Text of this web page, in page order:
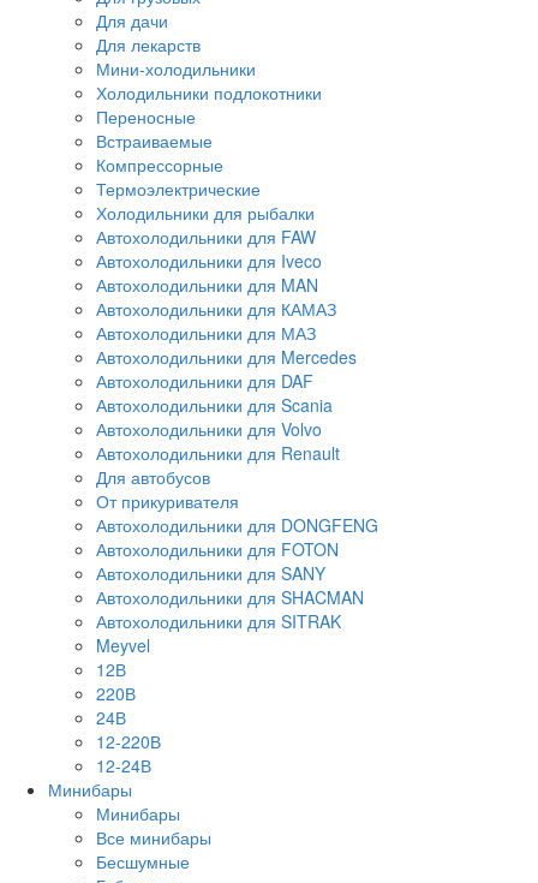
Для дачи
Для лекарств
Мини-холодильники
Холодильники подлокотники
Переносные
Встраиваемые
Компрессорные
Термоэлектрические
Холодильники для рыбалки
Автохолодильники для FAW
Автохолодильники для Iveco
Автохолодильники для MAN
Автохолодильники для КАМАЗ
Автохолодильники для МАЗ
Автохолодильники для Mercedes
Автохолодильники для DAF
Автохолодильники для Scania
Автохолодильники для Volvo
Автохолодильники для Renault
Для автобусов
От прикуривателя
Автохолодильники для DONGFENG
Автохолодильники для FOTON
Автохолодильники для SANY
Автохолодильники для SHACMAN
Автохолодильники для SITRAK
Meyvel
12В
220В
24В
12-220В
12-24В
Минибары
Минибары
Все минибары
Бесшумные